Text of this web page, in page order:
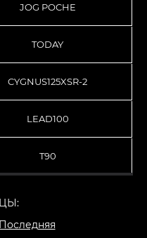
JOG POCHE
TODAY
CYGNUS125XSR-2
LEAD100
T90